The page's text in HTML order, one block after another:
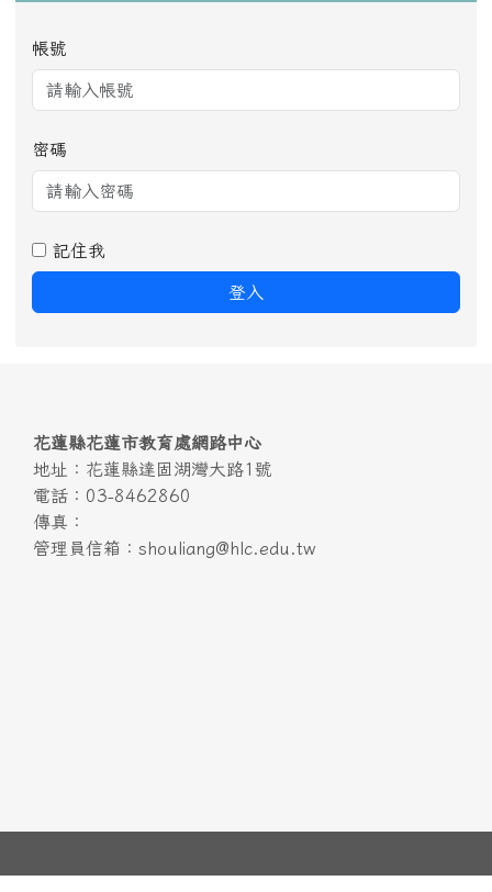
帳號
密碼
記住我
登入
頁尾區域內容
花蓮縣花蓮市教育處網路中心
地址：花蓮縣達固湖灣大路1號
電話：03-8462860
傳真：
管理員信箱：shouliang@hlc.edu.tw